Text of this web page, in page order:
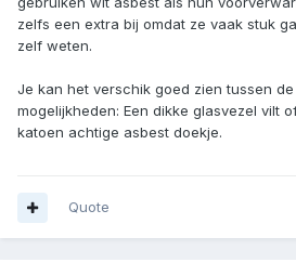
zelfs een extra bij omdat ze vaak stuk
zelf weten.
Je kan het verschik goed zien tussen
mogelijkheden: Een dikke glasvezel vilt
katoen achtige asbest doekje.
Quote